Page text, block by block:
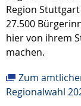
Region
27.500
hier von ihrem
machen.
Zum
Regionalwahl